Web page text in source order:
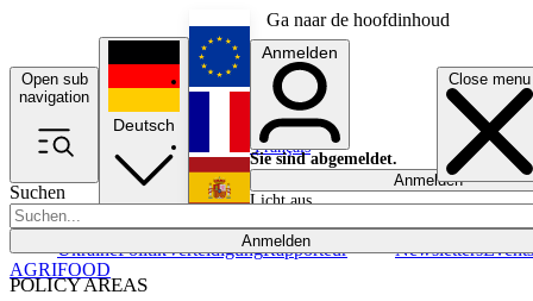
Ga naar de hoofdinhoud
Open sub
navigation
Close menu
Suchen
Anmelden
POLICY AREAS
UkrainePolitikVerteidigungRapporteur NewslettersEvents
Deutsch
English
Français
Anmelden
Sie sind abgemeldet.
Anmelden
Licht aus
AGRIFOOD